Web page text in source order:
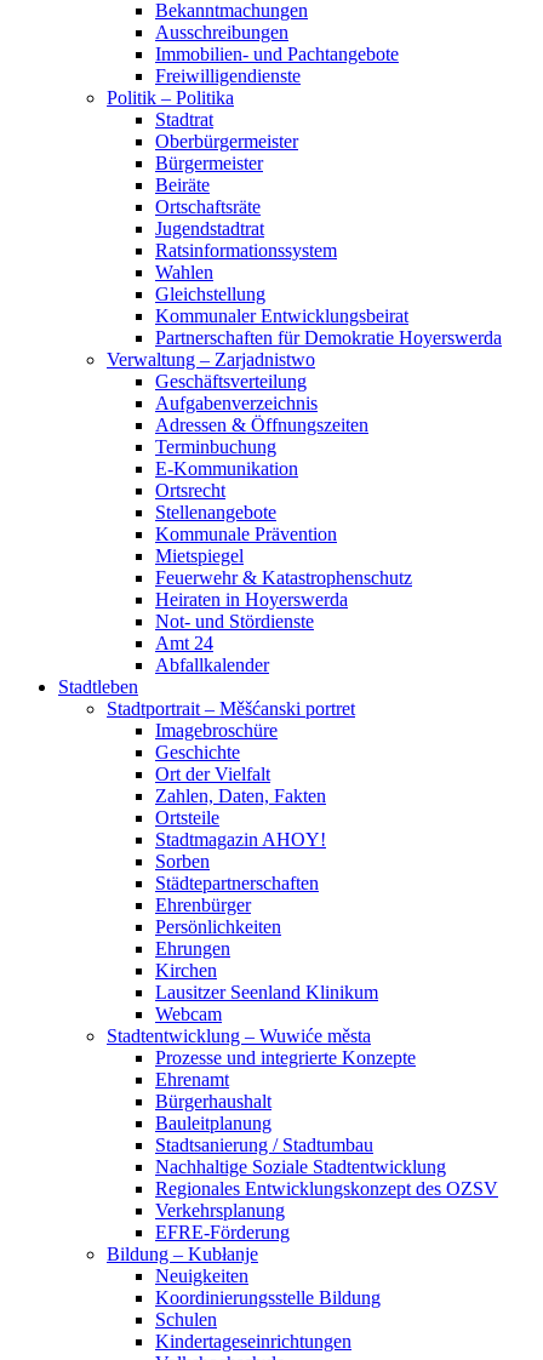
Bekanntmachungen
Ausschreibungen
Immobilien- und Pachtangebote
Freiwilligendienste
Politik – Politika
Stadtrat
Oberbürgermeister
Bürgermeister
Beiräte
Ortschaftsräte
Jugendstadtrat
Ratsinformationssystem
Wahlen
Gleichstellung
Kommunaler Entwicklungsbeirat
Partnerschaften für Demokratie Hoyerswerda
Verwaltung – Zarjadnistwo
Geschäftsverteilung
Aufgabenverzeichnis
Adressen & Öffnungszeiten
Terminbuchung
E-Kommunikation
Ortsrecht
Stellenangebote
Kommunale Prävention
Mietspiegel
Feuerwehr & Katastrophenschutz
Heiraten in Hoyerswerda
Not- und Stördienste
Amt 24
Abfallkalender
Stadtleben
Stadtportrait – Měšćanski portret
Imagebroschüre
Geschichte
Ort der Vielfalt
Zahlen, Daten, Fakten
Ortsteile
Stadtmagazin AHOY!
Sorben
Städtepartnerschaften
Ehrenbürger
Persönlichkeiten
Ehrungen
Kirchen
Lausitzer Seenland Klinikum
Webcam
Stadtentwicklung – Wuwiće města
Prozesse und integrierte Konzepte
Ehrenamt
Bürgerhaushalt
Bauleitplanung
Stadtsanierung / Stadtumbau
Nachhaltige Soziale Stadtentwicklung
Regionales Entwicklungskonzept des OZSV
Verkehrsplanung
EFRE-Förderung
Bildung – Kubłanje
Neuigkeiten
Koordinierungsstelle Bildung
Schulen
Kindertageseinrichtungen